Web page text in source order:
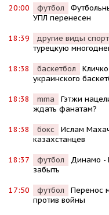
20:00 футбол
УПЛ перенесен
18:39 другие виды
турецкую
18:38 баскетбол
украинского
18:38 mma
Гэтжи
ждать фанатам?
18:38 бокс
Ислам
казахстанцев
18:37 футбол
Динамо -
забыть
17:50 футбол
Перенос
против войны